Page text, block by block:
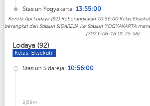
Stasiun Yogyakarta: 13:55:00
Kereta Api Lodaya (92) Keberangkatan 10:56:00
berangkat dari Stasiun SIDAREJA Ke Stasiun YOGYAKARTA
(2023-06-18 01:25:58)
Lodaya (92)
Kelas: Eksekutif
Stasiun Sidareja: 10:56:00
2j59m